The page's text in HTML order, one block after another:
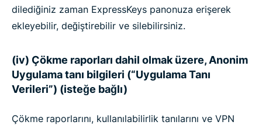
dilediğiniz zaman ExpressKeys panonuza erişerek
ekleyebilir, değiştirebilir ve silebilirsiniz.
(iv) Çökme raporları dahil olmak üzere, Anonim
Uygulama tanı bilgileri (“Uygulama Tanı
Verileri”) (isteğe bağlı)
Çökme raporlarını, kullanılabilirlik tanılarını ve VPN